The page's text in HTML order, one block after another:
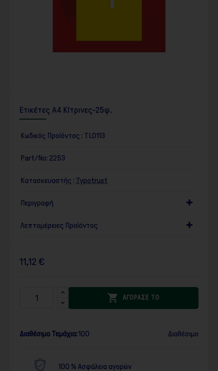
Ετικέτες Α4 Κίτρινες-25φ.
Κωδικός Προϊόντος : TL0113
Part/No: 2253
Κατασκευαστής : Typotrust
Περιγραφή
Λεπτομέρειες Προϊόντος
11,12 €
 ΑΓΟΡΑΣΕ ΤΟ
Διαθέσιμα Τεμάχια:100 Διαθέσιμο
100 % Ασφάλεια αγορών